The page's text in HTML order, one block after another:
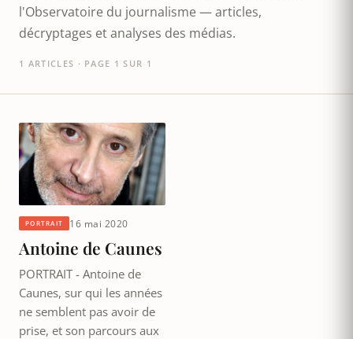
l'Observatoire du journalisme — articles,
décryptages et analyses des médias.
1 ARTICLES · PAGE 1 SUR 1
PORTRAIT 16 mai 2020
Antoine de Caunes
PORTRAIT - Antoine de
Caunes, sur qui les années
ne semblent pas avoir de
prise, et son parcours aux